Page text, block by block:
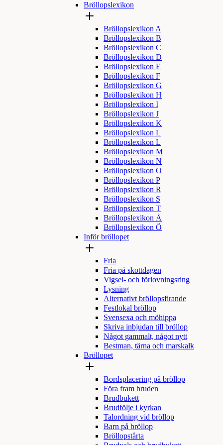
Bröllopslexikon
Bröllopslexikon A
Bröllopslexikon B
Bröllopslexikon C
Bröllopslexikon D
Bröllopslexikon E
Bröllopslexikon F
Bröllopslexikon G
Bröllopslexikon H
Bröllopslexikon I
Bröllopslexikon J
Bröllopslexikon K
Bröllopslexikon L
Bröllopslexikon L
Bröllopslexikon M
Bröllopslexikon N
Bröllopslexikon O
Bröllopslexikon P
Bröllopslexikon R
Bröllopslexikon S
Bröllopslexikon T
Bröllopslexikon Å
Bröllopslexikon Ö
Inför bröllopet
Fria
Fria på skottdagen
Vigsel- och förlovningsring
Lysning
Alternativt bröllopsfirande
Festlokal bröllop
Svensexa och möhippa
Skriva inbjudan till bröllop
Något gammalt, något nytt
Bestman, tärna och marskalk
Bröllopet
Bordsplacering på bröllop
Föra fram bruden
Brudbukett
Brudfölje i kyrkan
Talordning vid bröllop
Barn på bröllop
Bröllopstårta